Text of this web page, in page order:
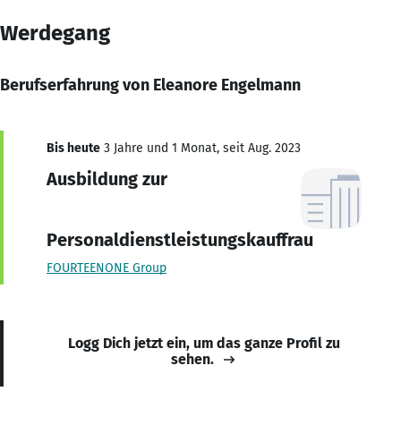
Werdegang
Berufserfahrung von Eleanore Engelmann
Bis heute 3 Jahre und 1 Monat, seit Aug. 2023
Ausbildung zur
Personaldienstleistungskauffrau
FOURTEENONE Group
Logg Dich jetzt ein, um das ganze Profil zu
sehen.